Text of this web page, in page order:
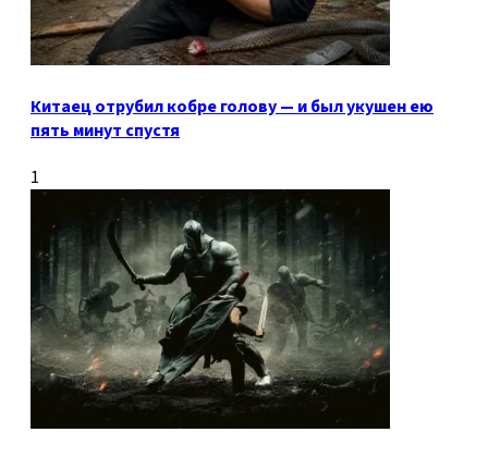
Китаец отрубил кобре голову — и был укушен ею
пять минут спустя
1